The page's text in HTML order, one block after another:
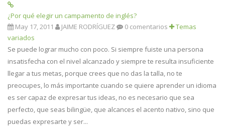
¿Por qué elegir un campamento de inglés?
May 17, 2011
JAIME RODRÍGUEZ 0 comentarios
Temas
variados
Se puede lograr mucho con poco. Si siempre fuiste una persona
insatisfecha con el nivel alcanzado y siempre te resulta insuficiente
llegar a tus metas, porque crees que no das la talla, no te
preocupes, lo más importante cuando se quiere aprender un idioma
es ser capaz de expresar tus ideas, no es necesario que sea
perfecto, que seas bilingüe, que alcances el acento nativo, sino que
puedas expresarte y ser...